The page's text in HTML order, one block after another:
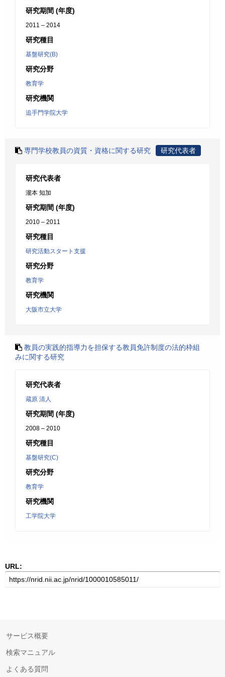
研究期間 (年度)
2011 – 2014
研究種目
基盤研究(B)
研究分野
教育学
研究機関
追手門学院大学
専門学校教員の資質・資格に関する研究 研究代表者
研究代表者
瀧本 知加
研究期間 (年度)
2010 – 2011
研究種目
研究活動スタート支援
研究分野
教育学
研究機関
大阪市立大学
教員の実践的指導力を担保する教員免許制度の法的枠組
みに関する研究
研究代表者
蔵原 清人
研究期間 (年度)
2008 – 2010
研究種目
基盤研究(C)
研究分野
教育学
研究機関
工学院大学
URL:
サービス概要
検索マニュアル
よくある質問